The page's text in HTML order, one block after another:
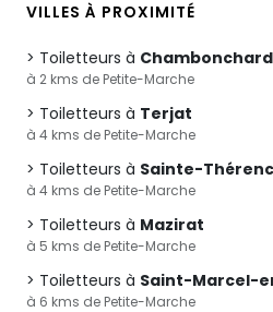
VILLES À PROXIMITÉ
Toiletteurs à Chambonchard
à 2 kms de Petite-Marche
Toiletteurs à Terjat
à 4 kms de Petite-Marche
Toiletteurs à Sainte-
à 4 kms de Petite-Marche
Toiletteurs à Mazirat
à 5 kms de Petite-Marche
Toiletteurs à Saint-Marcel-
à 6 kms de Petite-Marche